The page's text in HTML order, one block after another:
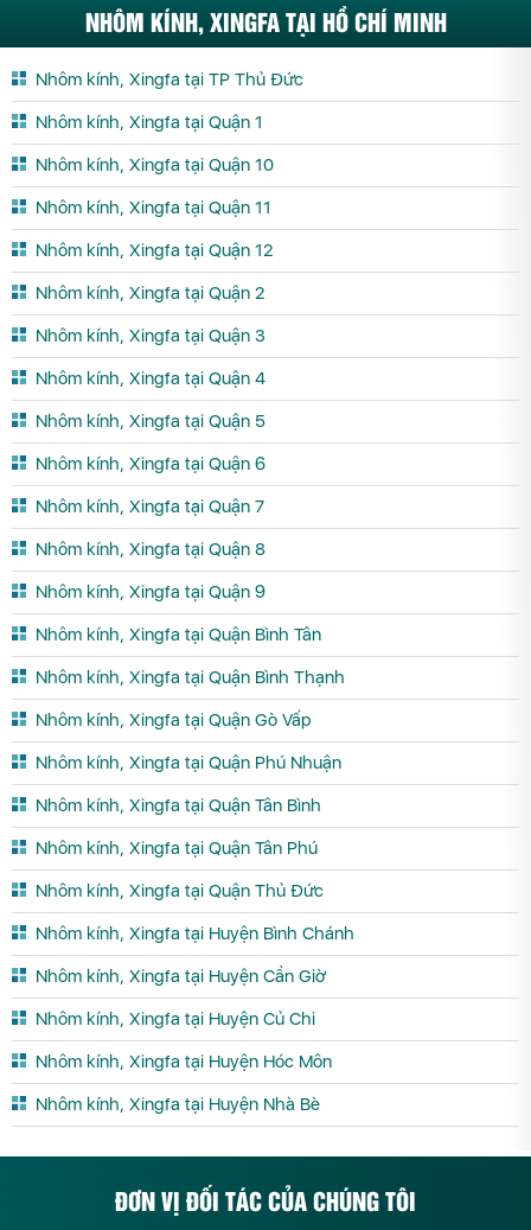
NHÔM KÍNH, XINGFA TẠI HỒ CHÍ MINH
Nhôm kính, Xingfa tại TP Thủ Đức
Nhôm kính, Xingfa tại Quận 1
Nhôm kính, Xingfa tại Quận 10
Nhôm kính, Xingfa tại Quận 11
Nhôm kính, Xingfa tại Quận 12
Nhôm kính, Xingfa tại Quận 2
Nhôm kính, Xingfa tại Quận 3
Nhôm kính, Xingfa tại Quận 4
Nhôm kính, Xingfa tại Quận 5
Nhôm kính, Xingfa tại Quận 6
Nhôm kính, Xingfa tại Quận 7
Nhôm kính, Xingfa tại Quận 8
Nhôm kính, Xingfa tại Quận 9
Nhôm kính, Xingfa tại Quận Bình Tân
Nhôm kính, Xingfa tại Quận Bình Thạnh
Nhôm kính, Xingfa tại Quận Gò Vấp
Nhôm kính, Xingfa tại Quận Phú Nhuận
Nhôm kính, Xingfa tại Quận Tân Bình
Nhôm kính, Xingfa tại Quận Tân Phú
Nhôm kính, Xingfa tại Quận Thủ Đức
Nhôm kính, Xingfa tại Huyện Bình Chánh
Nhôm kính, Xingfa tại Huyện Cần Giờ
Nhôm kính, Xingfa tại Huyện Củ Chi
Nhôm kính, Xingfa tại Huyện Hóc Môn
Nhôm kính, Xingfa tại Huyện Nhà Bè
ĐƠN VỊ ĐỐI TÁC CỦA CHÚNG TÔI